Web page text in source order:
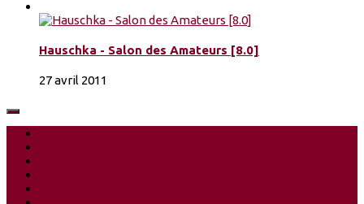
Hauschka - Salon des Amateurs [8.0]
27 avril 2011